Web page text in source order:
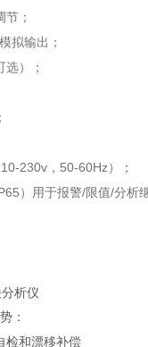
；
拟输出；
）；
230v，50-60Hz）；
）用于报警/限值/分析
：
检和漂移补偿